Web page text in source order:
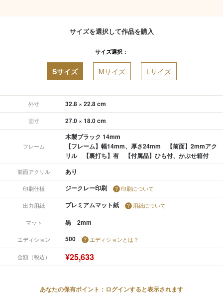
サイズを選択して作品を購入
サイズ選択：
Sサイズ Mサイズ Lサイズ
外寸 32.8 × 22.8 cm
画寸 27.0 × 18.0 cm
フレーム
木製ブラック 14mm
【フレーム】幅14mm、厚さ24mm 【前面】2mmアク
リル 【裏打ち】有 【付属品】ひも付、かぶせ箱付
前面アクリル あり
印刷仕様 ジークレー印刷 印刷について
出力用紙 プレミアムマット紙 用紙について
マット 黒 2mm
エディション 500 エディションとは？
金額（税込） ¥25,633
あなたの保有ポイント：ログインすると表示されます